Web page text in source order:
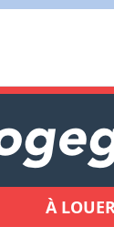
À
(sera